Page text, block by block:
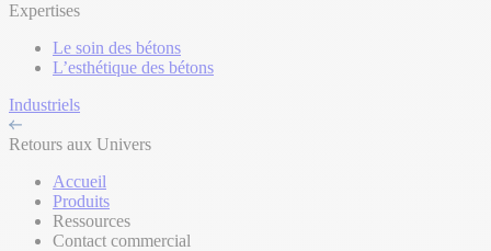
Expertises
Le soin des bétons
L’esthétique des bétons
Industriels
Retours aux Univers
Accueil
Produits
Ressources
Contact commercial